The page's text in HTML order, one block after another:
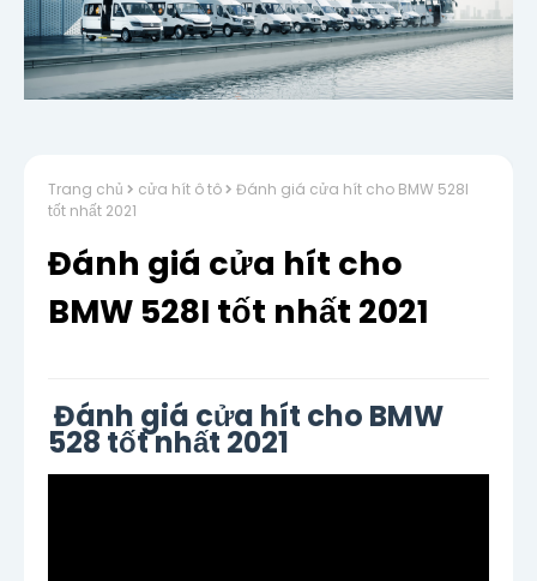
Trang chủ cửa hít ô tô
Đánh giá cửa hít cho BMW 528I
tốt nhất 2021
Đánh giá cửa hít cho
BMW 528I tốt nhất 2021
Đánh giá cửa hít cho BMW
528 tốt nhất 2021